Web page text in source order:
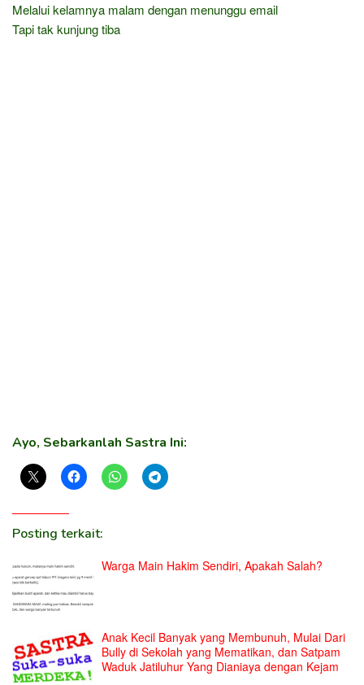
Melalui kelamnya malam dengan menunggu email
Tapi tak kunjung tiba
Ayo, Sebarkanlah Sastra Ini:
Posting terkait:
Warga Main Hakim Sendiri, Apakah Salah?
Anak Kecil Banyak yang Membunuh, Mulai Dari
Bully di Sekolah yang Mematikan, dan Satpam
Waduk Jatiluhur Yang Dianiaya dengan Kejam